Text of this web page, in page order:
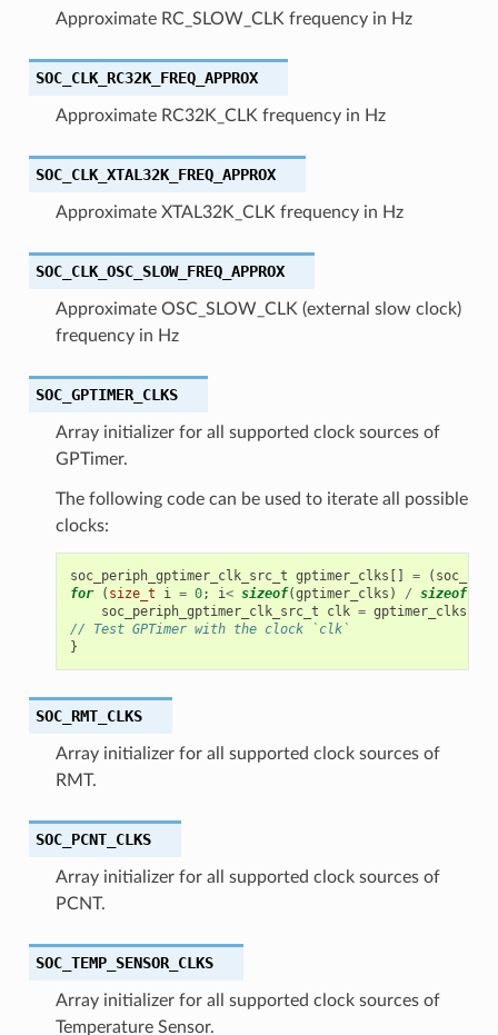
Approximate RC_SLOW_CLK frequency in Hz
SOC_CLK_RC32K_FREQ_APPROX
Approximate RC32K_CLK frequency in Hz
SOC_CLK_XTAL32K_FREQ_APPROX
Approximate XTAL32K_CLK frequency in Hz
SOC_CLK_OSC_SLOW_FREQ_APPROX
Approximate OSC_SLOW_CLK (external slow clock)
frequency in Hz
SOC_GPTIMER_CLKS
Array initializer for all supported clock sources of
GPTimer.
The following code can be used to iterate all possible
clocks:
soc_periph_gptimer_clk_src_t gptimer_clks [] = (
for
( size_t i = 0; i< sizeof(gptimer_clks ) / sizeof(
soc_periph_gptimer_clk_src_t
clk = gptimer_clks
// Test GPTimer with the clock `clk`
}
SOC_RMT_CLKS
Array initializer for all supported clock sources of
RMT.
SOC_PCNT_CLKS
Array initializer for all supported clock sources of
PCNT.
SOC_TEMP_SENSOR_CLKS
Array initializer for all supported clock sources of
Temperature Sensor.